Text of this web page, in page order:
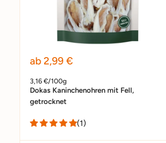
Sonderpreis
ab 2,99 €
3,16 €/100g
Dokas Kaninchenohren mit Fell,
getrocknet
(1)